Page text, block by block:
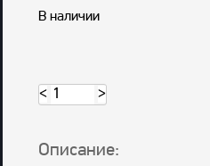
В наличии
< >
Описание: